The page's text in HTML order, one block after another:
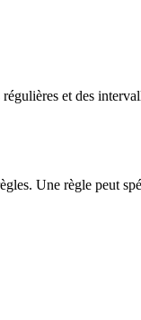
et des
Une règle peut